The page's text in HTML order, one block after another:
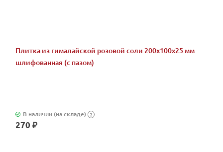
Плитка из гималайской розовой соли 200x100x25 мм
шлифованная (с пазом)
В наличии (на складе) ?
270 ₽